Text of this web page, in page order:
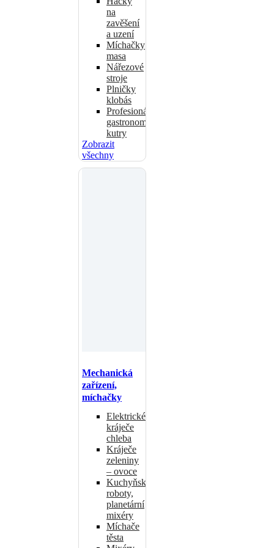
na
zavěšení
a uzení
Míchačky
masa
Nářezové
stroje
Plničky
klobás
Profesionální
gastronomické
kutry
Zobrazit
všechny
Mechanická
zařízení,
míchačky
Elektrické
kráječe
chleba
Kráječe
zeleniny
– ovoce
Kuchyňské
roboty,
planetární
mixéry
Míchače
těsta